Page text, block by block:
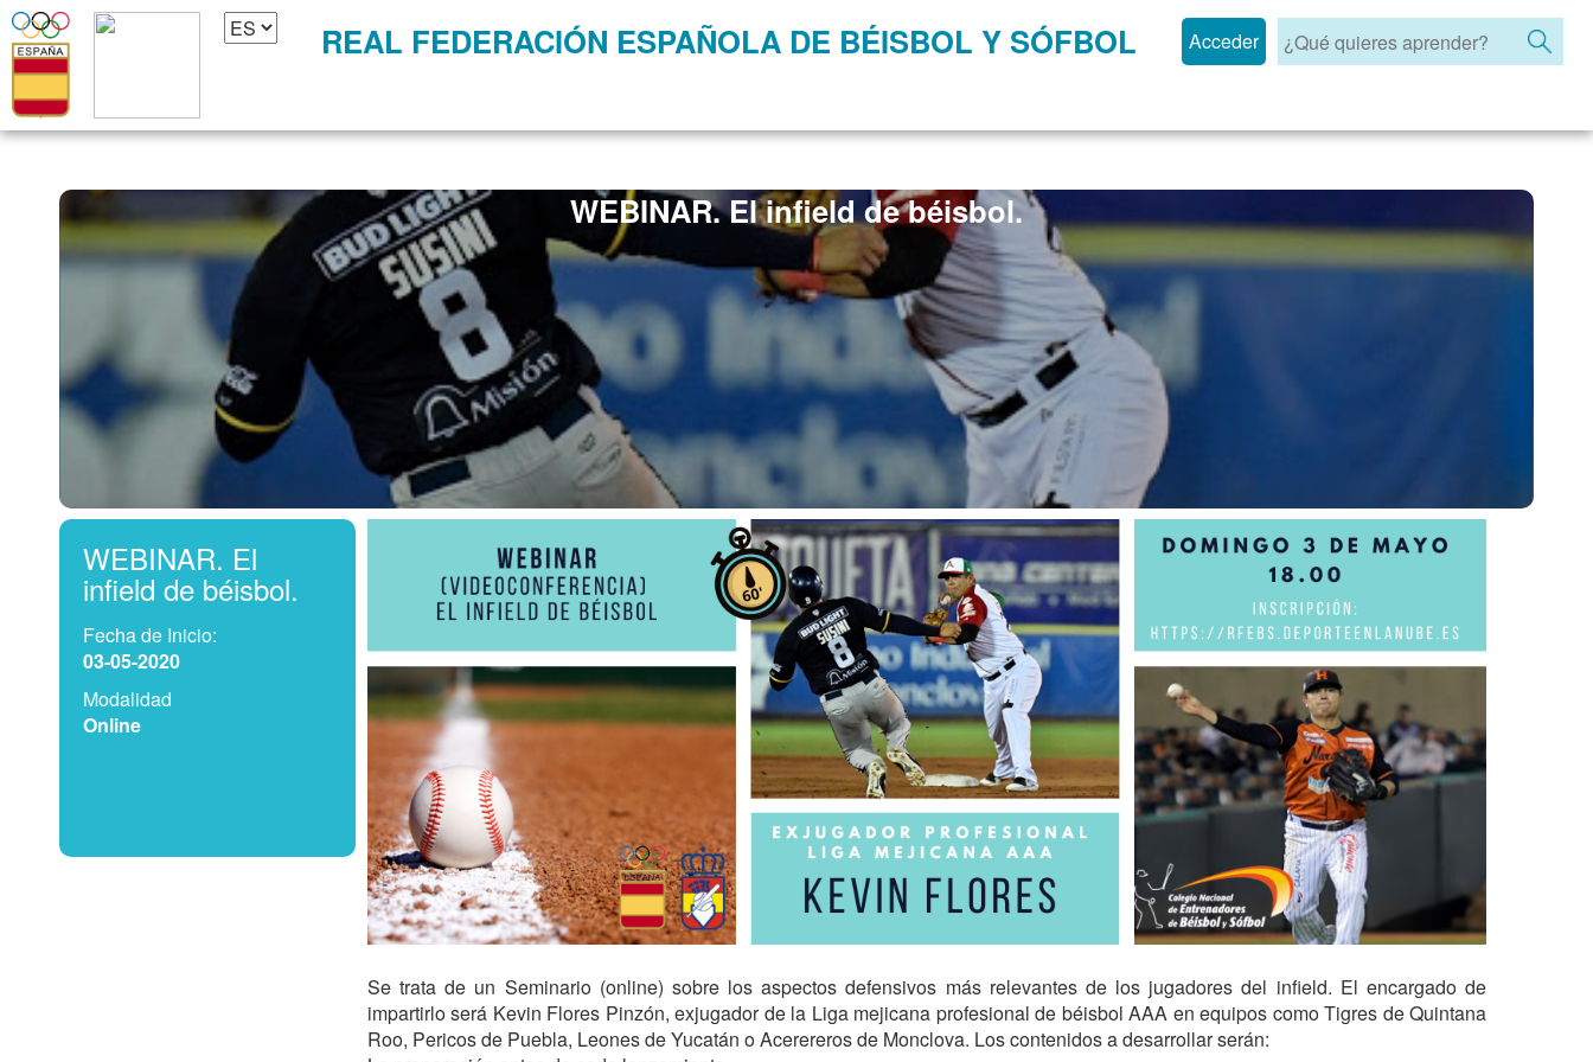
Acceder
REAL FEDERACIÓN ESPAÑOLA DE BÉISBOL Y SÓFBOL
WEBINAR. El infield de béisbol.
WEBINAR. El
infield de béisbol.
Fecha de Inicio:
03-05-2020
Modalidad
Online
Se trata de un Seminario (online) sobre los aspectos defensivos más relevantes de los jugadores del infield. El encargado de
impartirlo será Kevin Flores Pinzón, exjugador de la Liga mejicana profesional de béisbol AAA en equipos como Tigres de Quintana
Roo, Pericos de Puebla, Leones de Yucatán o Acerereros de Monclova. Los contenidos a desarrollar serán: